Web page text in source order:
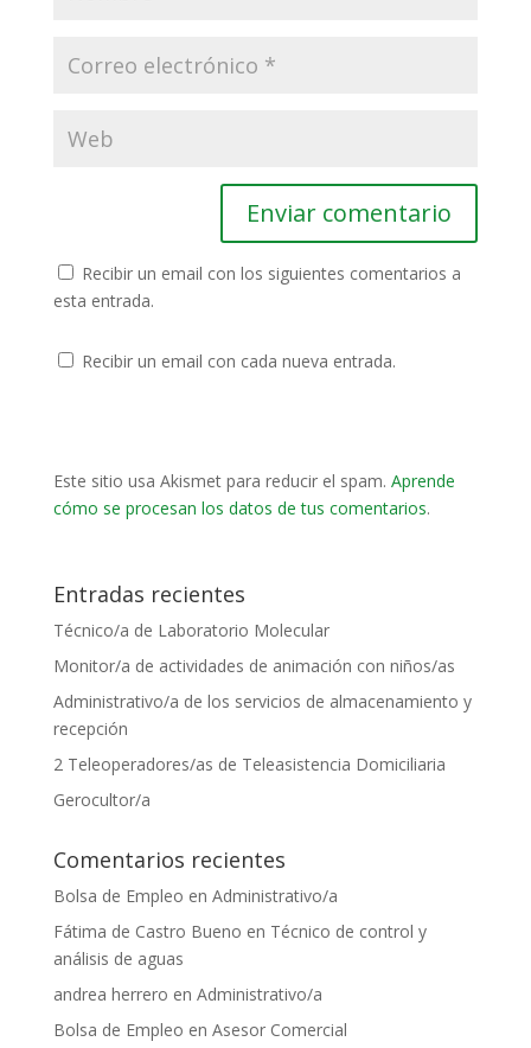
Recibir un email con los siguientes comentarios a
esta entrada.
Recibir un email con cada nueva entrada.
Este sitio usa Akismet para reducir el spam. Aprende
cómo se procesan los datos de tus comentarios.
Entradas recientes
Técnico/a de Laboratorio Molecular
Monitor/a de actividades de animación con niños/as
Administrativo/a de los servicios de almacenamiento y
recepción
2 Teleoperadores/as de Teleasistencia Domiciliaria
Gerocultor/a
Comentarios recientes
Bolsa de Empleo en Administrativo/a
Fátima de Castro Bueno en Técnico de control y
análisis de aguas
andrea herrero en Administrativo/a
Bolsa de Empleo en Asesor Comercial